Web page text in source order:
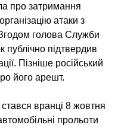
про затримання
атаки з
голова Служби
підтвердив
Пізніше російський
його арешт.
вранці 8 жовтня
прольоти